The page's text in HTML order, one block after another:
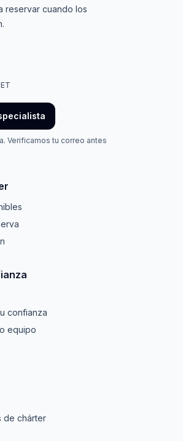
reservar cuando los
Verificamos tu correo antes
confianza
equipo
de chárter